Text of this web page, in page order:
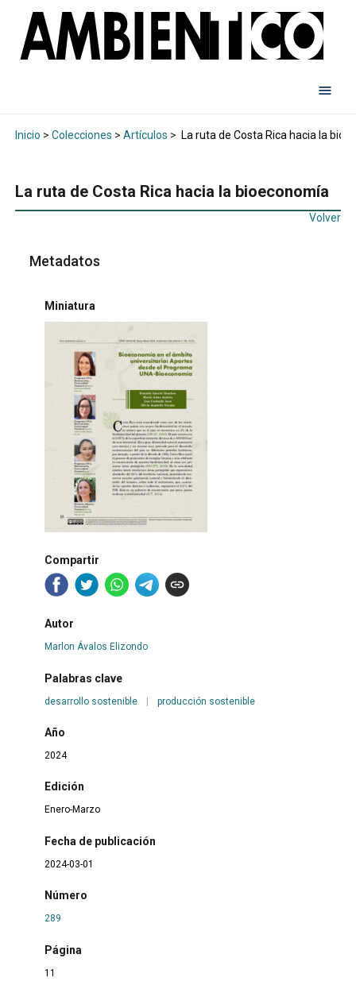
Inicio > Colecciones > Artículos > La ruta de Costa Rica hacia la
La ruta de Costa Rica hacia la bioeconomía
Volver
Metadatos
Miniatura
Compartir
Autor
Marlon Ávalos Elizondo
Palabras clave
desarrollo sostenible | producción sostenible
Año
2024
Edición
Enero-Marzo
Fecha de publicación
2024-03-01
Número
289
Página
11